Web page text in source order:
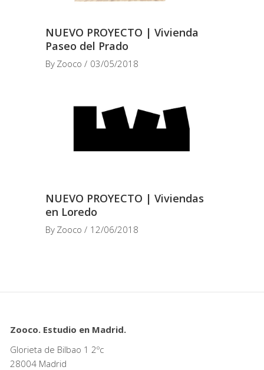
NUEVO PROYECTO | Vivienda
Paseo del Prado
By Zooco 03/05/2018
NUEVO PROYECTO | Viviendas
en Loredo
By Zooco 12/06/2018
Zooco. Estudio en Madrid.
Glorieta de Bilbao 1 2ºc
28004 Madrid